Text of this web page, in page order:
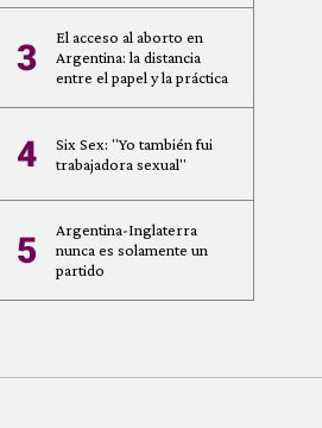
3
El acceso al aborto en
Argentina: la distancia
entre el papel y la práctica
4
Six Sex: "Yo también fui
trabajadora sexual"
5
Argentina-Inglaterra
nunca es solamente un
partido